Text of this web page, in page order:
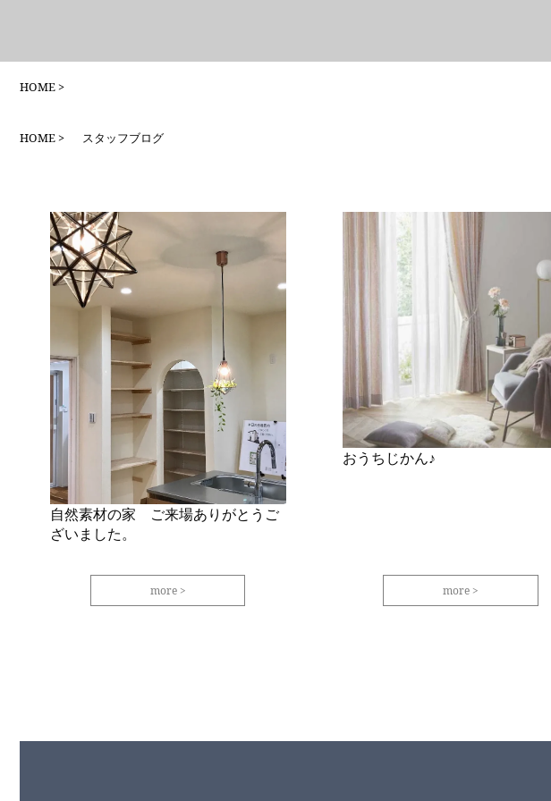
HOME
HOME スタッフブログ
自然素材の家 ご来場ありがとうご
ざいました。
more
おうちじかん♪
more